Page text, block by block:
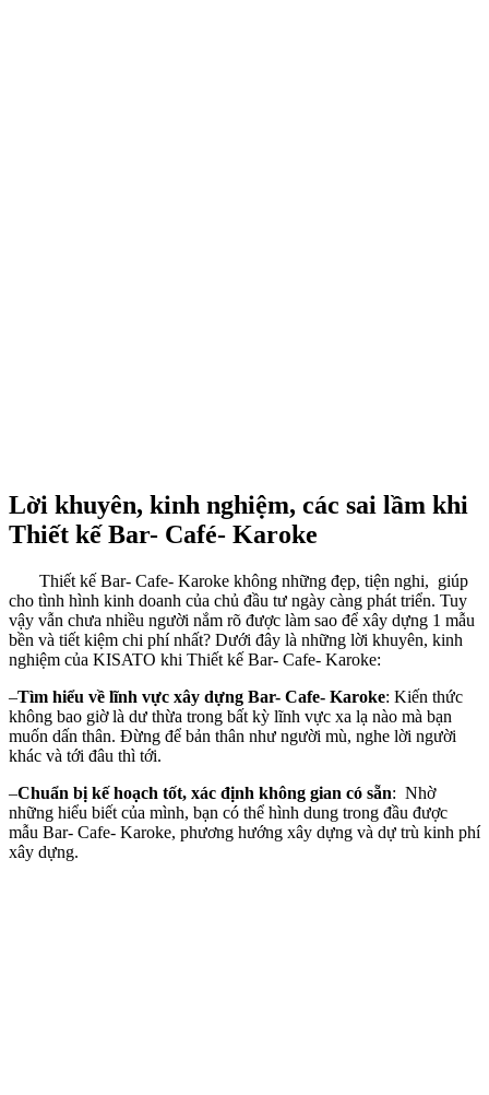
Lời khuyên, kinh nghiệm, các sai lầm khi
Thiết kế Bar- Café- Karoke
Thiết kế Bar- Cafe- Karoke không những đẹp, tiện nghi, giúp
cho tình hình kinh doanh của chủ đầu tư ngày càng phát triển. Tuy
vậy vẫn chưa nhiều người nắm rõ được làm sao để xây dựng 1 mẫu
bền và tiết kiệm chi phí nhất? Dưới đây là những lời khuyên, kinh
nghiệm của KISATO khi Thiết kế Bar- Cafe- Karoke:
–Tìm hiểu về lĩnh vực xây dựng Bar- Cafe- Karoke: Kiến thức
không bao giờ là dư thừa trong bất kỳ lĩnh vực xa lạ nào mà bạn
muốn dấn thân. Đừng để bản thân như người mù, nghe lời người
khác và tới đâu thì tới.
–Chuẩn bị kế hoạch tốt, xác định không gian có sẵn: Nhờ
những hiểu biết của mình, bạn có thể hình dung trong đầu được
mẫu Bar- Cafe- Karoke, phương hướng xây dựng và dự trù kinh phí
xây dựng.